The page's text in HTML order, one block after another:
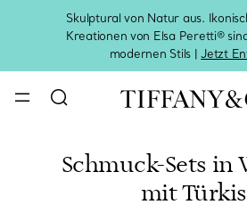
Skulptural von Natur aus.
Kreationen von Elsa Peretti®
modernen Stils |Jetzt
Schmuck-Sets in
mit